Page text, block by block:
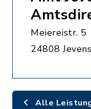
Meiereistr. 5
24808
Alle